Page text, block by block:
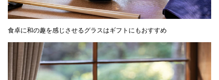
食卓に和の趣を感じさせるグラスはギフトにもおすすめ